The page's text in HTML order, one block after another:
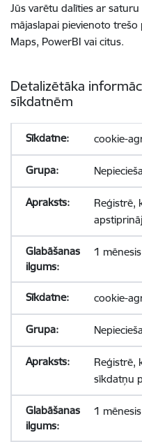
Jūs varētu dalīties ar
mājaslapai pievienoto
Maps, PowerBI vai citus.
Detalizētāka
sīkdatnēm
cookie-
Reģistrē,
1 mēnesis
cookie-
Reģistrē,
sīkdatņu
1 mēnesis